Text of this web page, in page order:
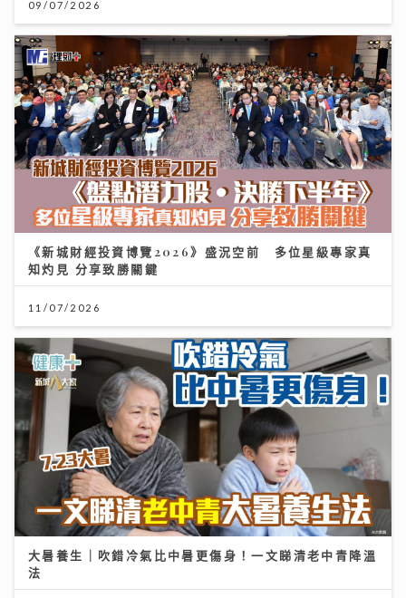
09/07/2026
《新城財經投資博覽2026》盛況空前 多位星級專家真
知灼見 分享致勝關鍵
11/07/2026
大暑養生｜吹錯冷氣比中暑更傷身！一文睇清老中青降溫
法